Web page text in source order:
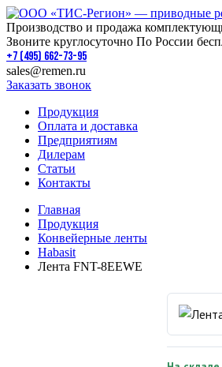
Производство и продажа
Звоните круглосуточно По России
+7 (495) 662-73-95
sales@remen.ru
Заказать звонок
Продукция
Оплата и доставка
Предприятиям
Дилерам
Статьи
Контакты
Главная
Продукция
Конвейерные ленты
Habasit
Лента FNT-8EEWE